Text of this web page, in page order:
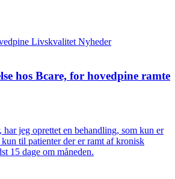
Livskvalitet Nyheder
hos Bcare, for hovedpine ramte
har jeg oprettet en behandling, som kun er
til patienter der er ramt af kronisk
15 dage om måneden.